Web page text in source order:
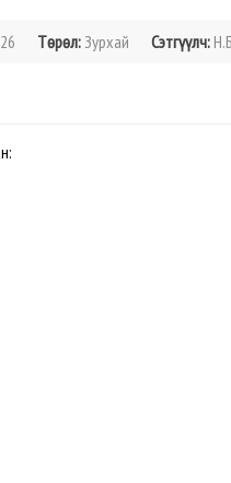
Төрөл:Зурхай Сэтгүүлч: